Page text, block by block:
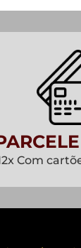
Com